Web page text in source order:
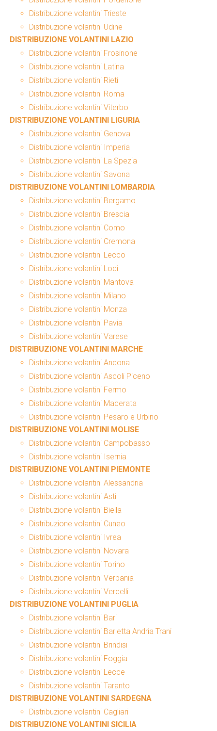
Distribuzione volantini Trieste
Distribuzione volantini Udine
DISTRIBUZIONE VOLANTINI LAZIO
Distribuzione volantini Frosinone
Distribuzione volantini Latina
Distribuzione volantini Rieti
Distribuzione volantini Roma
Distribuzione volantini Viterbo
DISTRIBUZIONE VOLANTINI LIGURIA
Distribuzione volantini Genova
Distribuzione volantini Imperia
Distribuzione volantini La Spezia
Distribuzione volantini Savona
DISTRIBUZIONE VOLANTINI LOMBARDIA
Distribuzione volantini Bergamo
Distribuzione volantini Brescia
Distribuzione volantini Como
Distribuzione volantini Cremona
Distribuzione volantini Lecco
Distribuzione volantini Lodi
Distribuzione volantini Mantova
Distribuzione volantini Milano
Distribuzione volantini Monza
Distribuzione volantini Pavia
Distribuzione volantini Varese
DISTRIBUZIONE VOLANTINI MARCHE
Distribuzione volantini Ancona
Distribuzione volantini Ascoli Piceno
Distribuzione volantini Fermo
Distribuzione volantini Macerata
Distribuzione volantini Pesaro e Urbino
DISTRIBUZIONE VOLANTINI MOLISE
Distribuzione volantini Campobasso
Distribuzione volantini Isernia
DISTRIBUZIONE VOLANTINI PIEMONTE
Distribuzione volantini Alessandria
Distribuzione volantini Asti
Distribuzione volantini Biella
Distribuzione volantini Cuneo
Distribuzione volantini Ivrea
Distribuzione volantini Novara
Distribuzione volantini Torino
Distribuzione volantini Verbania
Distribuzione volantini Vercelli
DISTRIBUZIONE VOLANTINI PUGLIA
Distribuzione volantini Bari
Distribuzione volantini Barletta Andria Trani
Distribuzione volantini Brindisi
Distribuzione volantini Foggia
Distribuzione volantini Lecce
Distribuzione volantini Taranto
DISTRIBUZIONE VOLANTINI SARDEGNA
Distribuzione volantini Cagliari
DISTRIBUZIONE VOLANTINI SICILIA